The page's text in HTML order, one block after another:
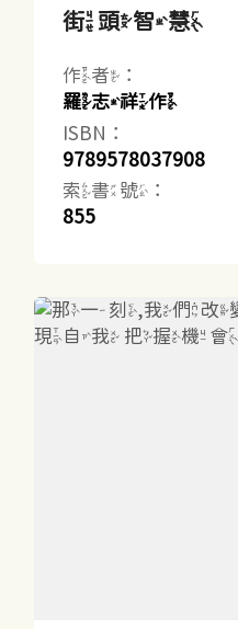
街頭智慧
作者：
羅志祥作
ISBN：
9789578037908
索書號：
855